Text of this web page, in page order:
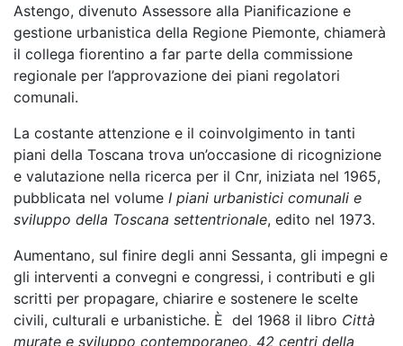
Astengo, divenuto Assessore alla Pianificazione e
gestione urbanistica della Regione Piemonte, chiamerà
il collega fiorentino a far parte della commissione
regionale per l’approvazione dei piani regolatori
comunali.
La costante attenzione e il coinvolgimento in tanti
piani della Toscana trova un’occasione di ricognizione
e valutazione nella ricerca per il Cnr, iniziata nel 1965,
pubblicata nel volume I piani urbanistici comunali e
sviluppo della Toscana settentrionale, edito nel 1973.
Aumentano, sul finire degli anni Sessanta, gli impegni e
gli interventi a convegni e congressi, i contributi e gli
scritti per propagare, chiarire e sostenere le scelte
civili, culturali e urbanistiche. È del 1968 il libro Città
murate e sviluppo contemporaneo, 42 centri della